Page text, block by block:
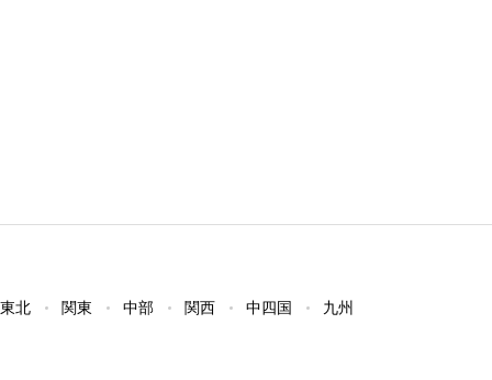
東北 関東 中部 関西 中四国 九州